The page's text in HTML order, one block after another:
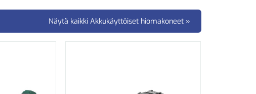
Näytä kaikki Akkukäyttöiset hiomakoneet »